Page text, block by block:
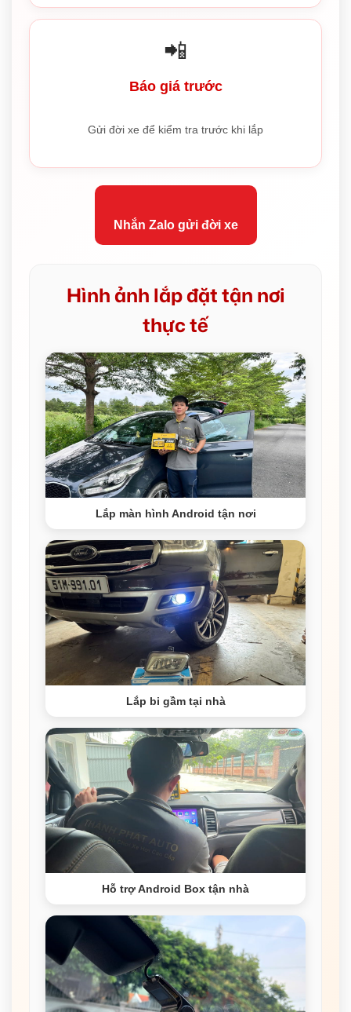
📲
Báo giá trước
Gửi đời xe để kiểm tra trước khi lắp
Nhắn Zalo gửi đời xe
Hình ảnh lắp đặt tận nơi
thực tế
Lắp màn hình Android tận nơi
Lắp bi gầm tại nhà
Hỗ trợ Android Box tận nhà